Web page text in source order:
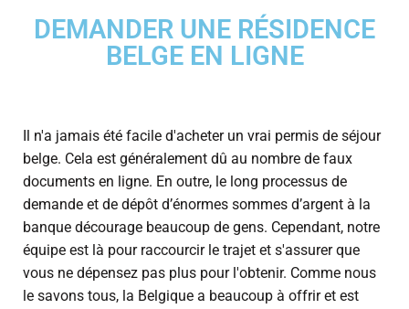
DEMANDER UNE RÉSIDENCE
BELGE EN LIGNE
Il n'a jamais été facile d'acheter un vrai permis de séjour
belge. Cela est généralement dû au nombre de faux
documents en ligne. En outre, le long processus de
demande et de dépôt d’énormes sommes d’argent à la
banque décourage beaucoup de gens. Cependant, notre
équipe est là pour raccourcir le trajet et s'assurer que
vous ne dépensez pas plus pour l'obtenir. Comme nous
le savons tous, la Belgique a beaucoup à offrir et est